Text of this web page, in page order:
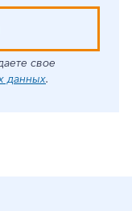
свое
данных.